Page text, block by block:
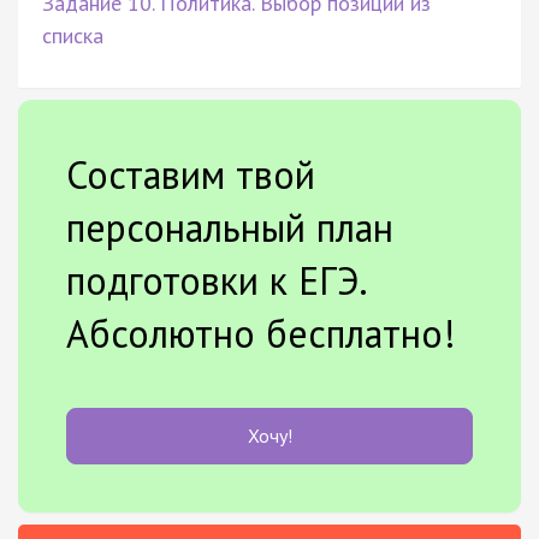
списка
Составим твой
персональный план
подготовки к ЕГЭ.
Абсолютно бесплатно!
Хочу!